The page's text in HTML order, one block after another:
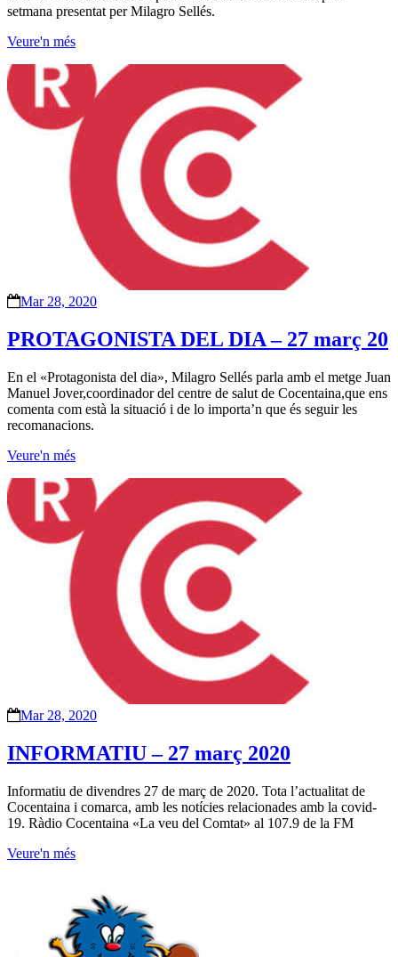
setmana presentat per Milagro Sellés.
Veure'n més
Mar 28, 2020
PROTAGONISTA DEL DIA – 27 març 20
En el «Protagonista del dia», Milagro Sellés parla amb el metge Juan
Manuel Jover,coordinador del centre de salut de Cocentaina,que ens
comenta com està la situació i de lo importa’n que és seguir les
recomanacions.
Veure'n més
Mar 28, 2020
INFORMATIU – 27 març 2020
Informatiu de divendres 27 de març de 2020. Tota l’actualitat de
Cocentaina i comarca, amb les notícies relacionades amb la covid-
19. Ràdio Cocentaina «La veu del Comtat» al 107.9 de la FM
Veure'n més